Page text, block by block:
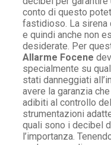
conto di questo
fastidioso. La sirena
e quindi anche non
desiderate. Per
Allarme Focene
specialmente su
stati danneggiati
avere la garanzia
adibiti al controllo
strumentazioni
quali sono i decibel
l’importanza.